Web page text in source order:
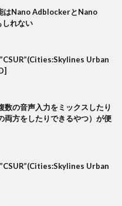
はNano AdblockerとNano
れない
Urban
数の音声入力をミックスしたり
両方をしたりできるやつ）が便
Urban